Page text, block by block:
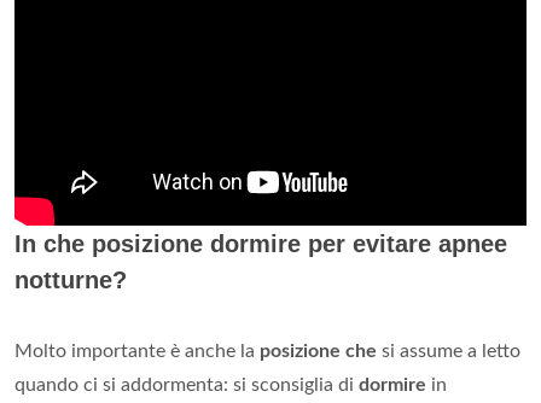
In che posizione dormire per evitare apnee
notturne?
Molto importante è anche la posizione che si assume a letto
quando ci si addormenta: si sconsiglia di dormire in